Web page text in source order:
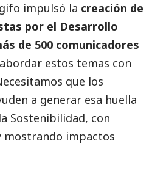
impulsó la creación de
por el Desarrollo
de 500 comunicadores
estos temas con
que los
a generar esa huella
Sostenibilidad, con
mostrando impactos